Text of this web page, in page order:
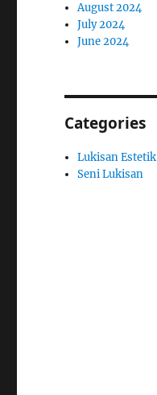
August 2024
July 2024
June 2024
Categories
Lukisan Estetik
Seni Lukisan